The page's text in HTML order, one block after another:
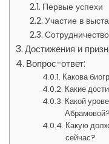
Первые успехи
Участие в
Достижения и
Вопрос-ответ:
Какова
Какие
Какой
Абрамовой?
Какую
сейчас?